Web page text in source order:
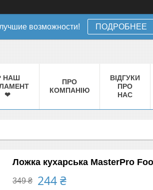
возможности! ПОДРОБНЕЕ
НАШ
❤
ПРО
КОМПАНІЮ
ВІДГУКИ
ПРО
НАС
Ложка кухарська MasterPro
349 ₴ 244 ₴